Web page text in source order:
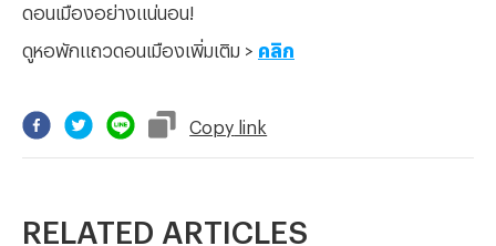
ดอนเมืองอย่างแน่นอน!
ดูหอพักแถวดอนเมืองเพิ่มเติม > คลิก
Copy link
RELATED ARTICLES